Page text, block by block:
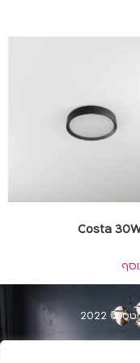
Costa 30W
© 2022